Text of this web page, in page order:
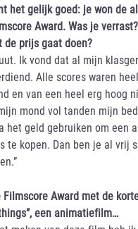
het gelijk goed: je won de
Award. Was je
de prijs gaat doen?
Ik vond dat al mijn
Alle scores waren
en van een heel erg hoog
mond vol tanden mijn
het geld gebruiken om een
te kopen. Dan ben je al vrij
Award met de
een animatiefilm…